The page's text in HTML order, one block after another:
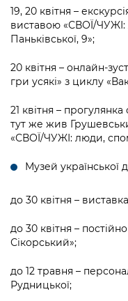
19, 20 квітня –
виставою «СВОЇ/
Паньківської, 9»;
20 квітня – онлайн-
гри усякі» з циклу
21 квітня –
тут же жив
«СВОЇ/ЧУЖІ: люди,
Музей української
до 30 квітня –
до 30 квітня –
Сікорський»;
до 12 травня –
Рудницької;